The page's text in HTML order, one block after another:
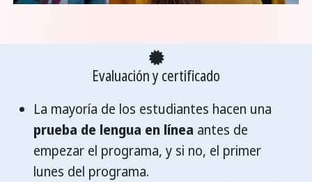
Evaluación y certificado
La mayoría de los estudiantes hacen una
prueba de lengua en línea antes de
empezar el programa, y si no, el primer
lunes del programa.